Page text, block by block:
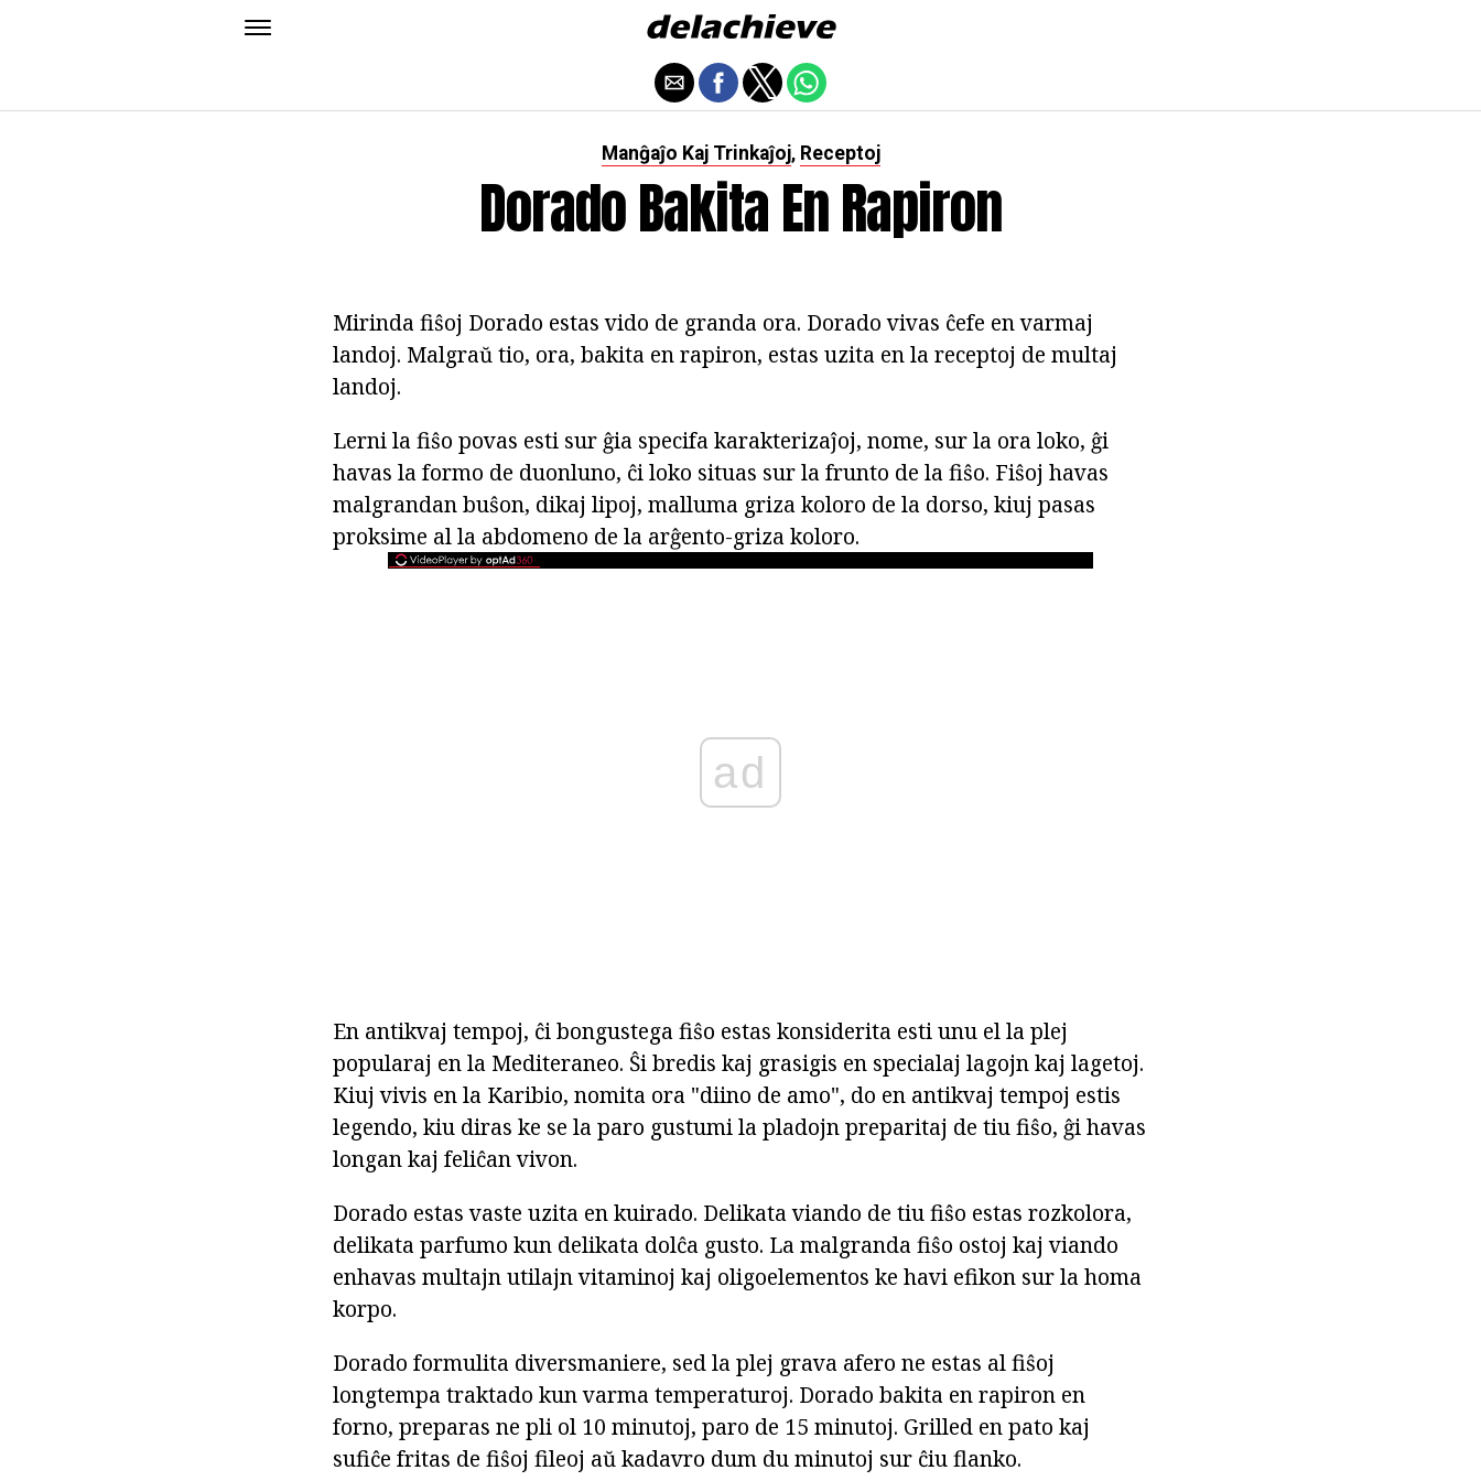
Manĝaĵo Kaj Trinkaĵoj, Receptoj
Dorado Bakita En Rapiron
Mirinda fiŝoj Dorado estas vido de granda ora. Dorado vivas ĉefe en varmaj
landoj. Malgraŭ tio, ora, bakita en rapiron, estas uzita en la receptoj de multaj
landoj.
Lerni la fiŝo povas esti sur ĝia specifa karakterizaĵoj, nome, sur la ora loko, ĝi
havas la formo de duonluno, ĉi loko situas sur la frunto de la fiŝo. Fiŝoj havas
malgrandan buŝon, dikaj lipoj, malluma griza koloro de la dorso, kiuj pasas
proksime al la abdomeno de la arĝento-griza koloro.
ad
En antikvaj tempoj, ĉi bongustega fiŝo estas konsiderita esti unu el la plej
popularaj en la Mediteraneo. Ŝi bredis kaj grasigis en specialaj lagojn kaj lagetoj.
Kiuj vivis en la Karibio, nomita ora "diino de amo", do en antikvaj tempoj estis
legendo, kiu diras ke se la paro gustumi la pladojn preparitaj de tiu fiŝo, ĝi havas
longan kaj feliĉan vivon.
Dorado estas vaste uzita en kuirado. Delikata viando de tiu fiŝo estas rozkolora,
delikata parfumo kun delikata dolĉa gusto. La malgranda fiŝo ostoj kaj viando
enhavas multajn utilajn vitaminoj kaj oligoelementos ke havi efikon sur la homa
korpo.
Dorado formulita diversmaniere, sed la plej grava afero ne estas al fiŝoj
longtempa traktado kun varma temperaturoj. Dorado bakita en rapiron en
forno, preparas ne pli ol 10 minutoj, paro de 15 minutoj. Grilled en pato kaj
sufiĉe fritas de fiŝoj fileoj aŭ kadavro dum du minutoj sur ĉiu flanko.